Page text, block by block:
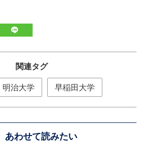
関連タグ
明治大学 早稲田大学
あわせて読みたい